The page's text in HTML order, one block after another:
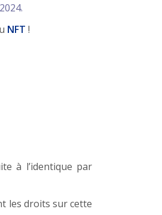
NFT !
à l’identique par
les droits sur cette